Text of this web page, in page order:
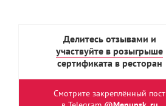
Делитесь отзывами и
участвуйте в розыгрыше
сертификата в ресторан
Смотрите закреплённый пост